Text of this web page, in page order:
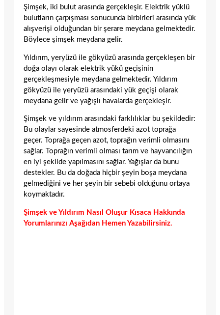
Şimşek, iki bulut arasında gerçekleşir. Elektrik yüklü
bulutların çarpışması sonucunda birbirleri arasında yük
alışverişi olduğundan bir şerare meydana gelmektedir.
Böylece şimşek meydana gelir.
Yıldırım, yeryüzü ile gökyüzü arasında gerçekleşen bir
doğa olayı olarak elektrik yükü geçişinin
gerçekleşmesiyle meydana gelmektedir. Yıldırım
gökyüzü ile yeryüzü arasındaki yük geçişi olarak
meydana gelir ve yağışlı havalarda gerçekleşir.
Şimşek ve yıldırım arasındaki farklılıklar bu şekildedir:
Bu olaylar sayesinde atmosferdeki azot toprağa
geçer. Toprağa geçen azot, toprağın verimli olmasını
sağlar. Toprağın verimli olması tarım ve hayvancılığın
en iyi şekilde yapılmasını sağlar. Yağışlar da bunu
destekler. Bu da doğada hiçbir şeyin boşa meydana
gelmediğini ve her şeyin bir sebebi olduğunu ortaya
koymaktadır.
Şimşek ve Yıldırım Nasıl Oluşur Kısaca Hakkında
Yorumlarınızı Aşağıdan Hemen Yazabilirsiniz.